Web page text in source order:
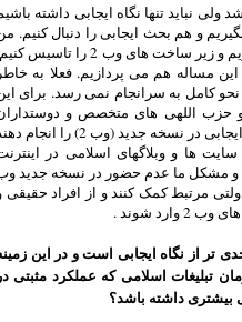
ولی نباید تنها نگاه ایجابی داشته
و هم بحث ایجابی را دنبال کنیم.
قبول دارم که باید حضور در فناوری وب 2 را جدی بگیریم و زیر ساخت های وب 2 را
مساله هم می پردازیم. فعلا به
کامل به سرانجام نمی رسد. برای
حزب اللهی های متخصص و
انقلاب و شیعیان خالص حضور پیدا کنند و فعالیت های ایجابی در نسخه جدید (وب 2) را
ها و وبلاگهای اسلامی در
و مشکل ما عدم حضور در نسخه جدید
مرتبط کمک کنند و از افراد حقیقی
شوند .
تر از نگاه ایجابی است و در این
تبلیغات اسلامی که عملکرد مثبتی
بیشتری داشته باشد؟